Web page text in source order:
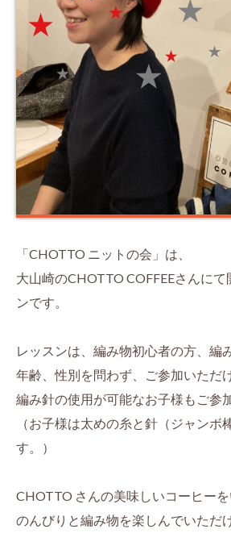
「CHOTTO ニットの会」は、
大山崎のCHOTTO COFFEEさんに
ンです。
レッスンは、編み物初心者の方、編
年齢、性別を問わず、ご参加いただ
編み針の使用が可能なお子様もご参
（お子様は太めの糸と針（ジャンボ
す。）
CHOTTO さんの美味しいコーヒーを
のんびりと編み物を楽しんでいただ